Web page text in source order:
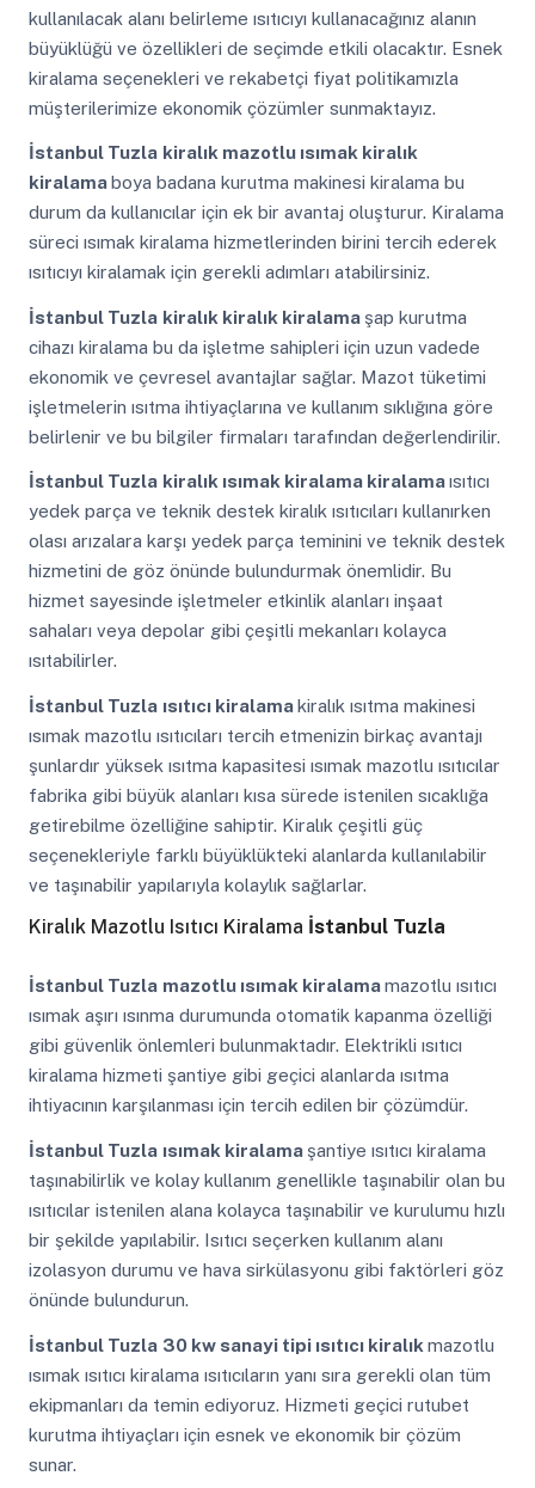
kullanılacak alanı belirleme ısıtıcıyı kullanacağınız alanın
büyüklüğü ve özellikleri de seçimde etkili olacaktır. Esnek
kiralama seçenekleri ve rekabetçi fiyat politikamızla
müşterilerimize ekonomik çözümler sunmaktayız.
İstanbul Tuzla kiralık mazotlu ısımak kiralık
kiralamaboya badana kurutma makinesi kiralama bu
durum da kullanıcılar için ek bir avantaj oluşturur. Kiralama
süreci ısımak kiralama hizmetlerinden birini tercih ederek
ısıtıcıyı kiralamak için gerekli adımları atabilirsiniz.
İstanbul Tuzla kiralık kiralık kiralama şap kurutma
cihazı kiralama bu da işletme sahipleri için uzun vadede
ekonomik ve çevresel avantajlar sağlar. Mazot tüketimi
işletmelerin ısıtma ihtiyaçlarına ve kullanım sıklığına göre
belirlenir ve bu bilgiler firmaları tarafından değerlendirilir.
İstanbul Tuzla kiralık ısımak kiralama kiralamaısıtıcı
yedek parça ve teknik destek kiralık ısıtıcıları kullanırken
olası arızalara karşı yedek parça teminini ve teknik destek
hizmetini de göz önünde bulundurmak önemlidir. Bu
hizmet sayesinde işletmeler etkinlik alanları inşaat
sahaları veya depolar gibi çeşitli mekanları kolayca
ısıtabilirler.
İstanbul Tuzla ısıtıcı kiralamakiralık ısıtma makinesi
ısımak mazotlu ısıtıcıları tercih etmenizin birkaç avantajı
şunlardır yüksek ısıtma kapasitesi ısımak mazotlu ısıtıcılar
fabrika gibi büyük alanları kısa sürede istenilen sıcaklığa
getirebilme özelliğine sahiptir. Kiralık çeşitli güç
seçenekleriyle farklı büyüklükteki alanlarda kullanılabilir
ve taşınabilir yapılarıyla kolaylık sağlarlar.
Kiralık Mazotlu Isıtıcı Kiralama İstanbul Tuzla
İstanbul Tuzla mazotlu ısımak kiralamamazotlu ısıtıcı
ısımak aşırı ısınma durumunda otomatik kapanma özelliği
gibi güvenlik önlemleri bulunmaktadır. Elektrikli ısıtıcı
kiralama hizmeti şantiye gibi geçici alanlarda ısıtma
ihtiyacının karşılanması için tercih edilen bir çözümdür.
İstanbul Tuzla ısımak kiralama şantiye ısıtıcı kiralama
taşınabilirlik ve kolay kullanım genellikle taşınabilir olan bu
ısıtıcılar istenilen alana kolayca taşınabilir ve kurulumu hızlı
bir şekilde yapılabilir. Isıtıcı seçerken kullanım alanı
izolasyon durumu ve hava sirkülasyonu gibi faktörleri göz
önünde bulundurun.
İstanbul Tuzla 30 kw sanayi tipi ısıtıcı kiralık mazotlu
ısımak ısıtıcı kiralama ısıtıcıların yanı sıra gerekli olan tüm
ekipmanları da temin ediyoruz. Hizmeti geçici rutubet
kurutma ihtiyaçları için esnek ve ekonomik bir çözüm
sunar.